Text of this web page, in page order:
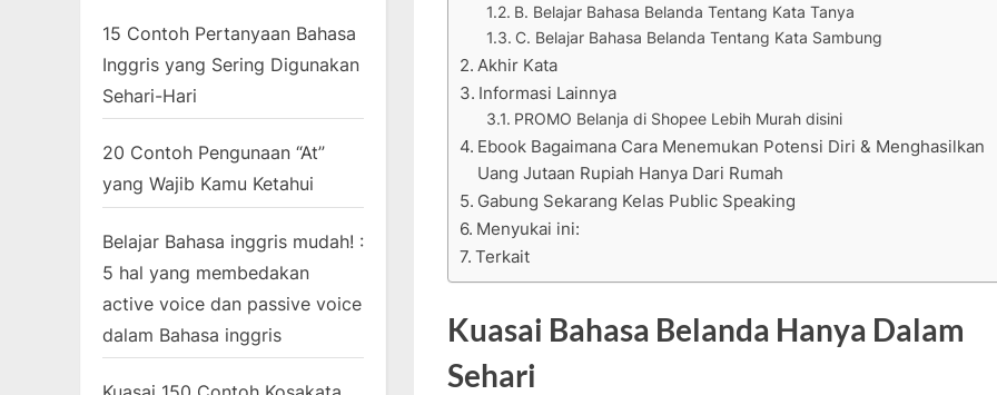
B. Belajar Bahasa Belanda Tentang Kata Tanya
C. Belajar Bahasa Belanda Tentang Kata Sambung
Akhir Kata
Informasi Lainnya
PROMO Belanja di Shopee Lebih Murah disini
Ebook Bagaimana Cara Menemukan Potensi Diri & Menghasilkan
Uang Jutaan Rupiah Hanya Dari Rumah
Gabung Sekarang Kelas Public Speaking
Menyukai ini:
Terkait
Kuasai Bahasa Belanda Hanya Dalam
Sehari
15 Contoh Pertanyaan Bahasa
Inggris yang Sering Digunakan
Sehari-Hari
20 Contoh Pengunaan “At”
yang Wajib Kamu Ketahui
Belajar Bahasa inggris mudah! :
5 hal yang membedakan
active voice dan passive voice
dalam Bahasa inggris